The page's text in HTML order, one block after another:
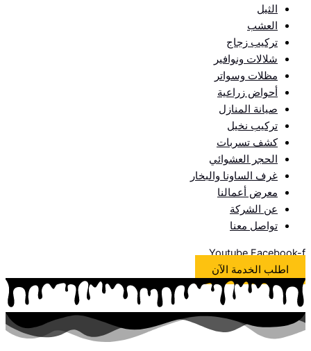
الثيل
العشب
تركيب زجاج
شلالات ونوافير
مظلات وسواتر
أحواض زراعية
صيانة المنازل
تركيب نخيل
كشف تسربات
الحجر العشوائي
غرف الساونا والبخار
معرض أعمالنا
عن الشركة
تواصل معنا
Youtube Facebook-f
اطلب الخدمة الآن